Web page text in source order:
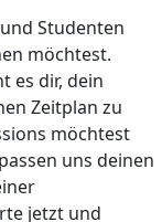
Studenten
möchtest.
es dir, dein
Zeitplan zu
möchtest
uns deinen
jetzt und